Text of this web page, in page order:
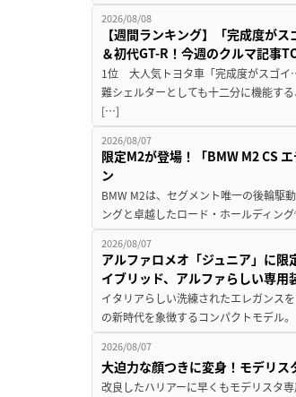
2026/08/08
【週間ランキング】「完成度が
＆初代GT-R！今週のクルマ記事
1位 大人気トヨタ車「完成度がスゴイ
難シェルターとしても十二分に機能す
[…]
2026/08/07
限定M2が登場！「BMW M2 CS
ン
BMW M2は、セグメント唯一の後輪駆
ングと卓越したロード・ホールディン
2026/08/07
アルファロメオ「ジュニア」に
イブリッド、アルファらしい専用
イタリアらしい洗練されたエレガンス
の新時代を象徴するコンパクトモデル
2026/08/07
大迫力な顔つきに変身！モデリス
改良したハリアーに早くもモデリスタ